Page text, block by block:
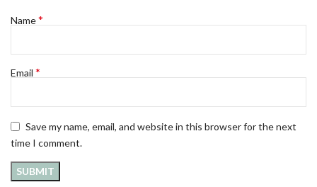
Name*
Email *
Save my name, email, and website in this browser for the next
time I comment.